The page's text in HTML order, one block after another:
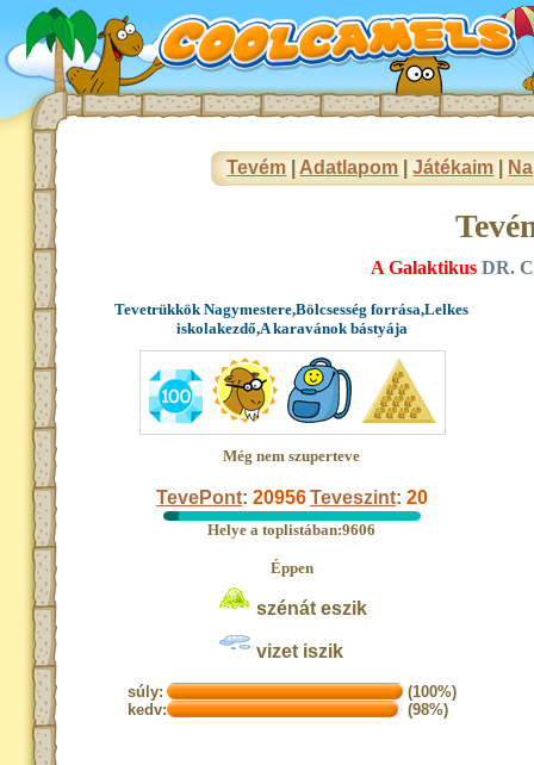
Tevém Adatlapom |Játékaim
A Galaktikus DR.
Tevetrükkök Nagymestere,Bölcsesség forrása,Lelkes
iskolakezdő,A karavánok bástyája
Még nem szuperteve
TevePont: 20956Teveszint: 20
Helye a toplistában:9606
Éppen
szénát eszik
vizet iszik
súly:
(100%)
kedv:
(98%)